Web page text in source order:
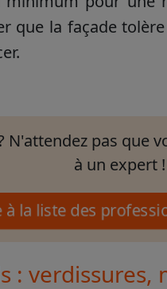
que la façade
N'attendez pas que
à un expert !
à la liste des
: verdissures,